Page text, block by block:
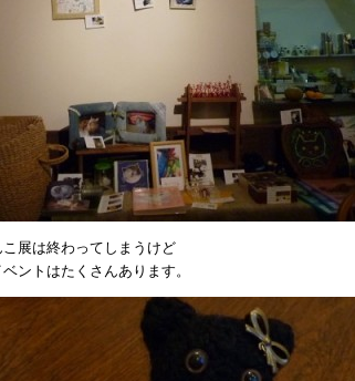
展は終わってしまうけど
ントはたくさんあります。